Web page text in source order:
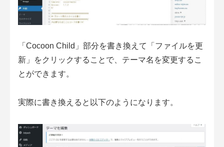
「Cocoon Child」部分を書き換えて「ファイルを更
新」をクリックすることで、テーマ名を変更するこ
とができます。
実際に書き換えると以下のようになります。